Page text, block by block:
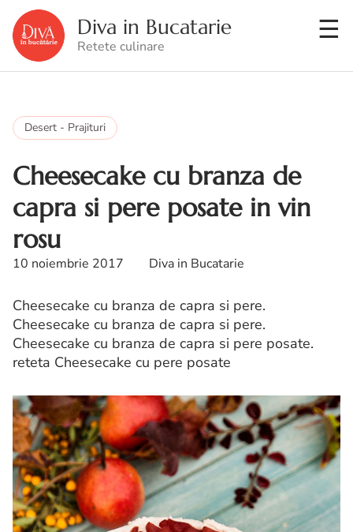
Diva in Bucatarie
Retete culinare
Desert - Prajituri
Cheesecake cu branza de
capra si pere posate in vin
rosu
10 noiembrie 2017 Diva in Bucatarie
Cheesecake cu branza de capra si pere.
Cheesecake cu branza de capra si pere.
Cheesecake cu branza de capra si pere posate.
reteta Cheesecake cu pere posate